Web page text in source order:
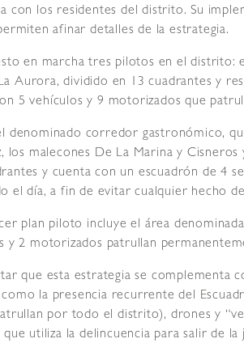
con los residentes del distrito. Su
afinar detalles de la estrategia.
en marcha tres pilotos en el distrito:
Aurora, dividido en 13 cuadrantes y
5 vehículos y 9 motorizados que
denominado corredor gastronómico,
los malecones De La Marina y Cisneros
y cuenta con un escuadrón de 4
el día, a fin de evitar cualquier hecho
plan piloto incluye el área
y 2 motorizados patrullan
que esta estrategia se complementa
la presencia recurrente del
por todo el distrito), drones y
que utiliza la delincuencia para salir de la